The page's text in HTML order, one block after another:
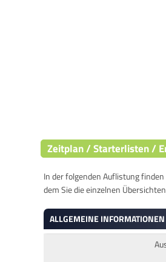
Zeitplan / Starterlisten /
In der folgenden Auflistung
dem Sie die einzelnen
ALLGEMEINE INFORMATIONEN